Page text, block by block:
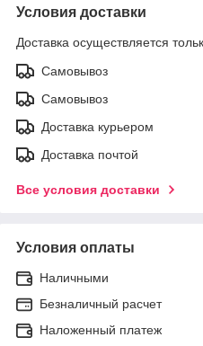
Условия доставки
Доставка осуществляется
Самовывоз
Самовывоз
Доставка курьером
Доставка почтой
Все условия доставки
Условия оплаты
Наличными
Безналичный расчет
Наложенный платеж